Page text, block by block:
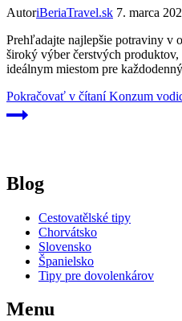
AutoriBeriaTravel.sk 7. marca
Prehľadajte najlepšie potraviny v
široký výber čerstvých produktov,
ideálnym miestom pre
Pokračovať v čítaníKonzum
Blog
Cestovatělské tipy
Chorvátsko
Slovensko
Španielsko
Tipy pre dovolenkárov
Menu